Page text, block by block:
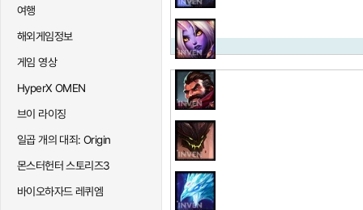
여행
해외게임정보
게임 영상
HyperX OMEN
브이 라이징
일곱 개의 대죄: Origin
몬스터헌터 스토리즈3
바이오하자드 레퀴엠